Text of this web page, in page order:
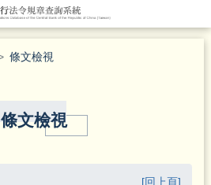
條文檢視
條文檢視
[回上頁]